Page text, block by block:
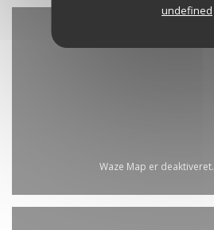
undefined
Waze Map er deaktiveret.